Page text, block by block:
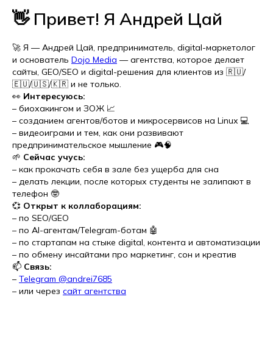
👋 Привет! Я Андрей Цай
🚀 Я — Андрей Цай, предприниматель, digital-маркетолог
и основатель Dojo Media — агентства, которое делает
сайты, GEO/SEO и digital-решения для клиентов из 🇷🇺/
🇪🇺/🇺🇸/🇰🇷 и не только.
👀 Интересуюсь:
– биохакингом и ЗОЖ 📈
– созданием агентов/ботов и микросервисов на Linux 💻
– видеоиграми и тем, как они развивают
предпринимательское мышление 🎮🧠
🌱 Сейчас учусь:
– как прокачать себя в зале без ущерба для сна
– делать лекции, после которых студенты не залипают в
телефон 🤓
💞️ Открыт к коллаборациям:
– по SEO/GEO
– по AI-агентам/Telegram-ботам 🤖
– по стартапам на стыке digital, контента и автоматизации
– по обмену инсайтами про маркетинг, сон и креатив
📫 Связь:
– Telegram @andrei7685
– или через сайт агентства